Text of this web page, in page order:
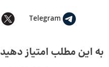
Telegram
به این مطلب امتیاز دهید